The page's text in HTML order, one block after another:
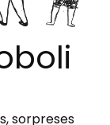
sorpreses